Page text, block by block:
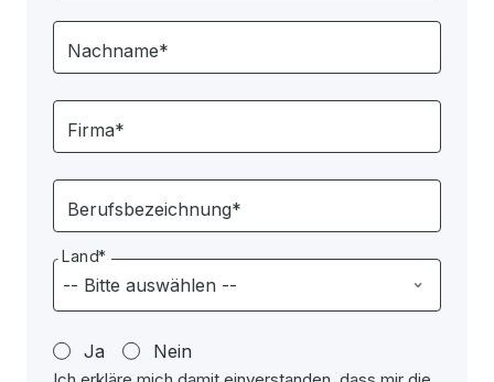
Nachname*
Firma*
Berufsbezeichnung*
Land*
Ja Nein